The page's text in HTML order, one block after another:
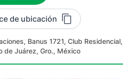
de ubicación
Banus 1721, Club Residencial,
de Juárez, Gro., México